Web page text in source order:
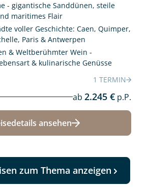
- gigantische Sanddünen, steile
maritimes Flair
voller Geschichte: Caen, Quimper,
Paris & Antwerpen
& Weltberühmter Wein -
& kulinarische Genüsse
1 TERMIN
ab 2.245 € p.P.
ansehen
zum Thema anzeigen